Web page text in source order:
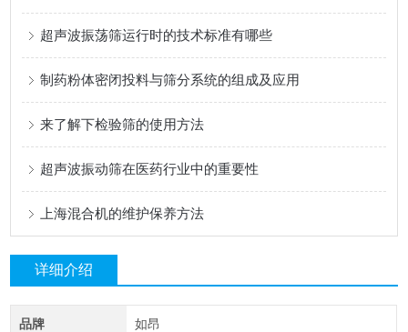
超声波振荡筛运行时的技术标准有哪些
制药粉体密闭投料与筛分系统的组成及应用
来了解下检验筛的使用方法
超声波振动筛在医药行业中的重要性
上海混合机的维护保养方法
详细介绍
品牌 如昂